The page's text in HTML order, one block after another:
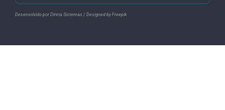
Desenvolvido por Direta Sistemas / Designed by Freepik